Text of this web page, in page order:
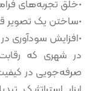
•خلق تجربه‌های
•ساختن یک تصویر
•افزایش سودآوری
در شهری که
صرفه‌جویی در